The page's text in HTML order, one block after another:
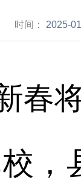
时间： 2025-
春
，